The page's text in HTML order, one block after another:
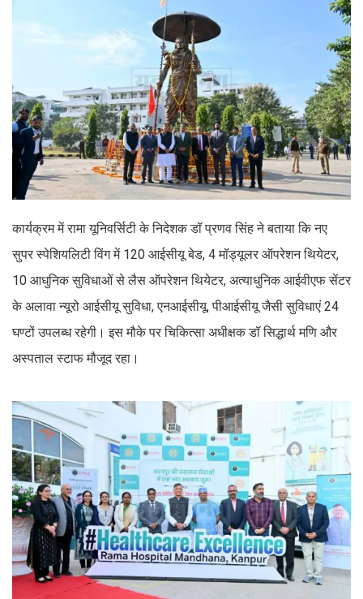
कार्यक्रम में रामा यूनिवर्सिटी के निदेशक डॉ प्रणव सिंह ने बताया कि नए
सुपर स्पेशियलिटी विंग में 120 आईसीयू बेड, 4 मॉड्यूलर ऑपरेशन थियेटर,
10 आधुनिक सुविधाओं से लैस ऑपरेशन थियेटर, अत्याधुनिक आईवीएफ सेंटर
के अलावा न्यूरो आईसीयू सुविधा, एनआईसीयू, पीआईसीयू जैसी सुविधाएं 24
घण्टों उपलब्ध रहेगी। इस मौके पर चिकित्सा अधीक्षक डॉ सिद्धार्थ मणि और
अस्पताल स्टाफ मौजूद रहा।